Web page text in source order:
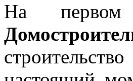
На первом